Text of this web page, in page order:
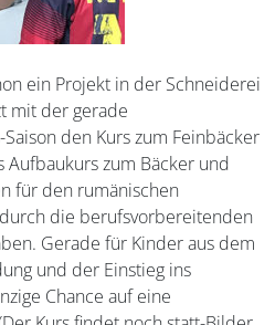
ein Projekt in der Schneiderei
mit der gerade
den Kurs zum Feinbäcker
Aufbaukurs zum Bäcker und
für den rumänischen
die berufsvorbereitenden
Gerade für Kinder aus dem
und der Einstieg ins
Chance auf eine